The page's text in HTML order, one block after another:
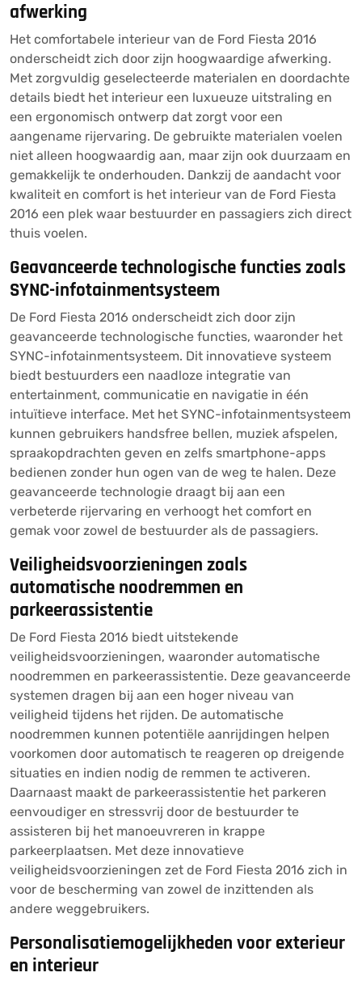
afwerking
Het comfortabele interieur van de Ford Fiesta 2016
onderscheidt zich door zijn hoogwaardige afwerking.
Met zorgvuldig geselecteerde materialen en doordachte
details biedt het interieur een luxueuze uitstraling en
een ergonomisch ontwerp dat zorgt voor een
aangename rijervaring. De gebruikte materialen voelen
niet alleen hoogwaardig aan, maar zijn ook duurzaam en
gemakkelijk te onderhouden. Dankzij de aandacht voor
kwaliteit en comfort is het interieur van de Ford Fiesta
2016 een plek waar bestuurder en passagiers zich direct
thuis voelen.
Geavanceerde technologische functies zoals
SYNC-infotainmentsysteem
De Ford Fiesta 2016 onderscheidt zich door zijn
geavanceerde technologische functies, waaronder het
SYNC-infotainmentsysteem. Dit innovatieve systeem
biedt bestuurders een naadloze integratie van
entertainment, communicatie en navigatie in één
intuïtieve interface. Met het SYNC-infotainmentsysteem
kunnen gebruikers handsfree bellen, muziek afspelen,
spraakopdrachten geven en zelfs smartphone-apps
bedienen zonder hun ogen van de weg te halen. Deze
geavanceerde technologie draagt bij aan een
verbeterde rijervaring en verhoogt het comfort en
gemak voor zowel de bestuurder als de passagiers.
Veiligheidsvoorzieningen zoals
automatische noodremmen en
parkeerassistentie
De Ford Fiesta 2016 biedt uitstekende
veiligheidsvoorzieningen, waaronder automatische
noodremmen en parkeerassistentie. Deze geavanceerde
systemen dragen bij aan een hoger niveau van
veiligheid tijdens het rijden. De automatische
noodremmen kunnen potentiële aanrijdingen helpen
voorkomen door automatisch te reageren op dreigende
situaties en indien nodig de remmen te activeren.
Daarnaast maakt de parkeerassistentie het parkeren
eenvoudiger en stressvrij door de bestuurder te
assisteren bij het manoeuvreren in krappe
parkeerplaatsen. Met deze innovatieve
veiligheidsvoorzieningen zet de Ford Fiesta 2016 zich in
voor de bescherming van zowel de inzittenden als
andere weggebruikers.
Personalisatiemogelijkheden voor exterieur
en interieur